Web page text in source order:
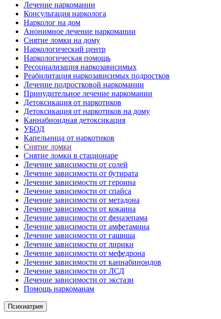
Лечение наркомании
Консультация нарколога
Нарколог на дом
Анонимное лечение наркомании
Снятие ломки на дому
Наркологический центр
Наркологическая помощь
Ресоциализация наркозависимых
Реабилитация наркозависимых подростков
Лечение подростковой наркомании
Принудительное лечение наркомании
Детоксикация от наркотиков
Детоксикация от наркотиков на дому
Каннабиоидная детоксикация
УБОД
Капельница от наркотиков
Снятие ломки
Снятие ломки в стационаре
Лечение зависимости от солей
Лечение зависимости от бутирата
Лечение зависимости от героина
Лечение зависимости от спайса
Лечение зависимости от метадона
Лечение зависимости от кокаина
Лечение зависимости от феназепама
Лечение зависимости от амфетамина
Лечение зависимости от гашиша
Лечение зависимости от лирики
Лечение зависимости от мефедрона
Лечение зависимости от каннабиноидов
Лечение зависимости от ЛСД
Лечение зависимости от экстази
Помощь наркоманам
Психиатрия